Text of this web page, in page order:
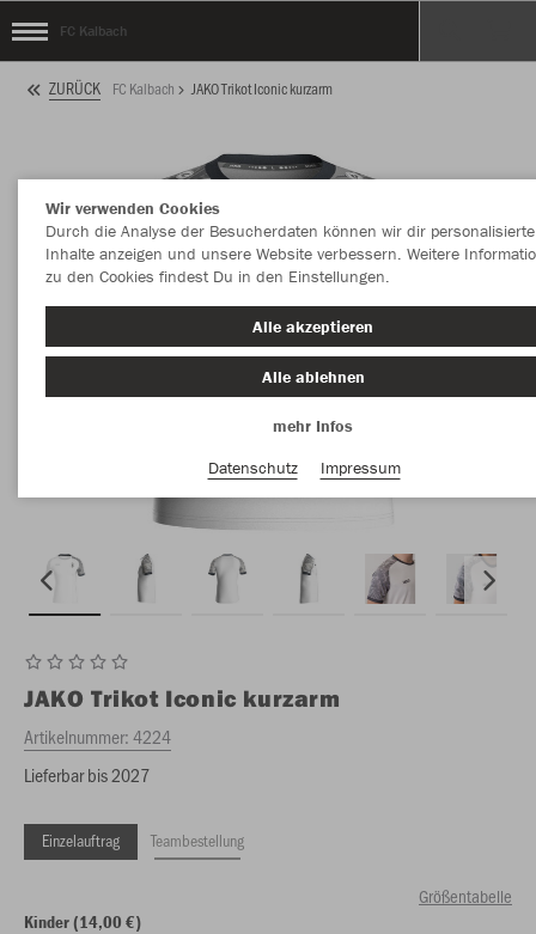
FC Kalbach
ZURÜCK FC Kalbach JAKO Trikot Iconic kurzarm
JAKO Trikot Iconic kurzarm
Artikelnummer:4224
Lieferbar bis 2027
Einzelauftrag Teambestellung
Größentabelle
Kinder (14,00 €)
Wir verwenden Cookies
Durch die Analyse der Besucherdaten können wir dir personalisierte
Inhalte anzeigen und unsere Website verbessern. Weitere
zu den Cookies findest Du in den Einstellungen.
Alle akzeptieren
Alle ablehnen
mehr Infos
Datenschutz
Impressum